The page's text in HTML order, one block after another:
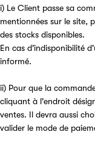
i) Le Client passe sa
mentionnées sur le site,
des stocks disponibles.
En cas d'indisponibilité
informé.
ii) Pour que la
cliquant à l'endroit
ventes. Il devra aussi
valider le mode de